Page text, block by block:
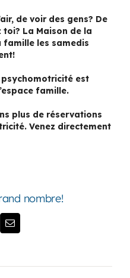
de voir des gens? De
La Maison de la
famille les samedis
psychomotricité est
famille.
plus de réservations
Venez directement
nombre!
Email